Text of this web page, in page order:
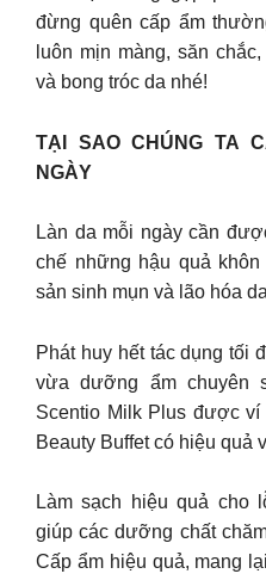
đừng quên cấp ẩm
luôn mịn màng, săn
và bong tróc da nhé!
TẠI SAO CHÚNG TA
NGÀY
Làn da mỗi ngày cần
chế những hậu quả
sản sinh mụn và lão hóa
Phát huy hết tác dụng tối
vừa dưỡng ẩm chuyên
Scentio Milk Plus được
Beauty Buffet có hiệu quả
Làm sạch hiệu quả cho
giúp các dưỡng chất
Cấp ẩm hiệu quả, mang